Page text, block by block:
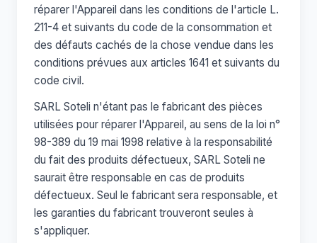
réparer l'Appareil dans les conditions de l'article L.
211-4 et suivants du code de la consommation et
des défauts cachés de la chose vendue dans les
conditions prévues aux articles 1641 et suivants du
code civil.
SARL Soteli n'étant pas le fabricant des pièces
utilisées pour réparer l'Appareil, au sens de la loi n°
98-389 du 19 mai 1998 relative à la responsabilité
du fait des produits défectueux, SARL Soteli ne
saurait être responsable en cas de produits
défectueux. Seul le fabricant sera responsable, et
les garanties du fabricant trouveront seules à
s'appliquer.